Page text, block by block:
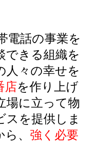
電話の事業を
できる組織を
人々の幸せを
店を作り上げ
場に立って物
スを提供しま
、 強く必要